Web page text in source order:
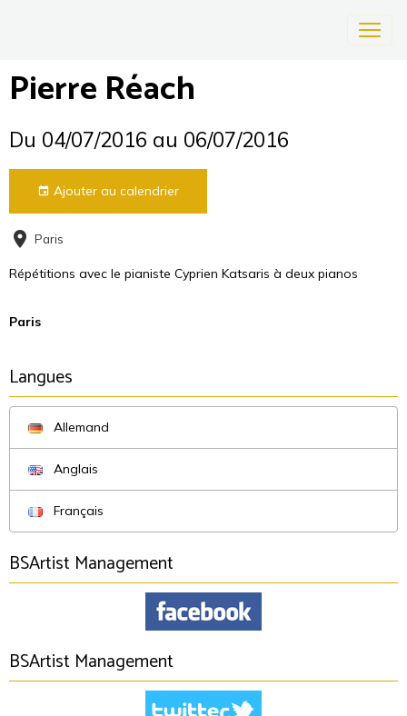
Pierre Réach
Du 04/07/2016 au 06/07/2016
Ajouter au calendrier
Paris
Répétitions avec le pianiste Cyprien Katsaris à deux pianos
Paris
Langues
Allemand
Anglais
Français
BSArtist Management
BSArtist Management